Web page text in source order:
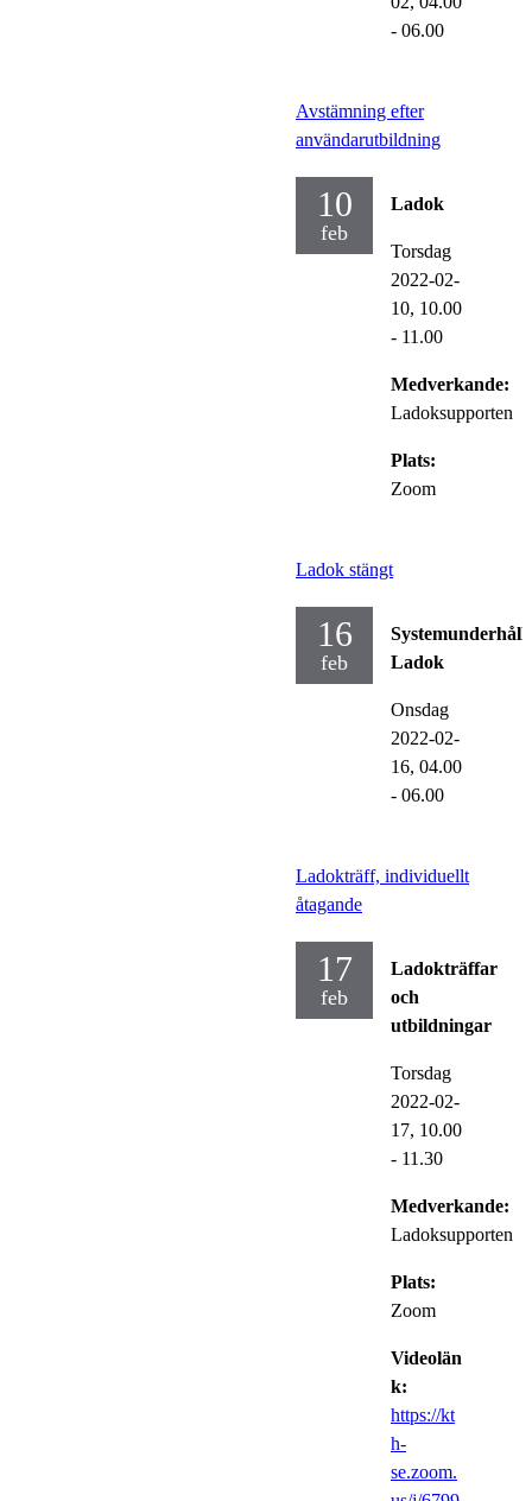
- 06.00
Avstämning efter
användarutbildning
10
feb
Ladok
Torsdag
2022-02-
10, 10.00
- 11.00
Medverkande:
Ladoksupporten
Plats:
Zoom
Ladok stängt
16
feb
Systemunderhåll
Ladok
Onsdag
2022-02-
16, 04.00
- 06.00
Ladokträff, individuellt
åtagande
17
feb
Ladokträffar
och
utbildningar
Torsdag
2022-02-
17, 10.00
- 11.30
Medverkande:
Ladoksupporten
Plats:
Zoom
Videolän
k:
https://kt
h-
se.zoom.